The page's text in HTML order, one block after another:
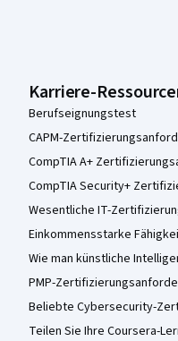
Karriere-
Berufseignungstest
CAPM-
CompTIA A+
CompTIA Security+
Wesentliche IT-
Einkommensstarke
Wie man künstliche
PMP-
Beliebte Cybersecurity-
Teilen Sie Ihre Coursera-